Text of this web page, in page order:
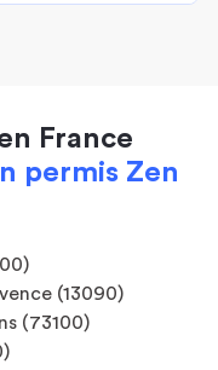
France
permis Zen
(13090)
(73100)